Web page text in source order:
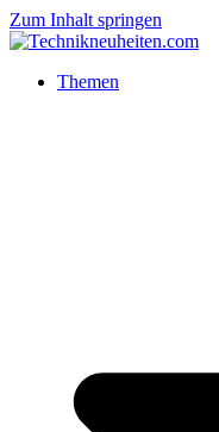
Zum Inhalt springen
Themen